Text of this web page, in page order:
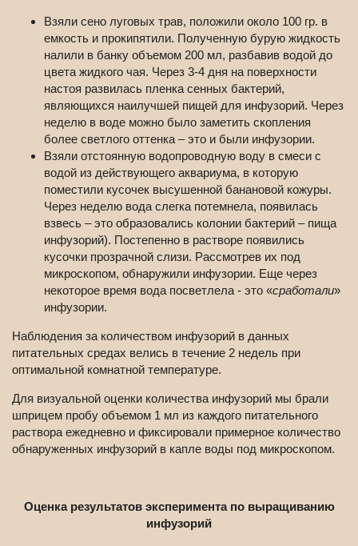
Взяли сено луговых трав, положили около 100 гр. в
емкость и прокипятили. Полученную бурую жидкость
налили в банку объемом 200 мл, разбавив водой до
цвета жидкого чая. Через 3-4 дня на поверхности
настоя развилась пленка сенных бактерий,
являющихся наилучшей пищей для инфузорий. Через
неделю в воде можно было заметить скопления
более светлого оттенка – это и были инфузории.
Взяли отстоянную водопроводную воду в смеси с
водой из действующего аквариума, в которую
поместили кусочек высушенной банановой кожуры.
Через неделю вода слегка потемнела, появилась
взвесь – это образовались колонии бактерий – пища
инфузорий). Постепенно в растворе появились
кусочки прозрачной слизи. Рассмотрев их под
микроскопом, обнаружили инфузории. Еще через
некоторое время вода посветлела - это «сработали»
инфузории.
Наблюдения за количеством инфузорий в данных
питательных средах велись в течение 2 недель при
оптимальной комнатной температуре.
Для визуальной оценки количества инфузорий мы брали
шприцем пробу объемом 1 мл из каждого питательного
раствора ежедневно и фиксировали примерное количество
обнаруженных инфузорий в капле воды под микроскопом.
Оценка результатов эксперимента по выращиванию
инфузорий